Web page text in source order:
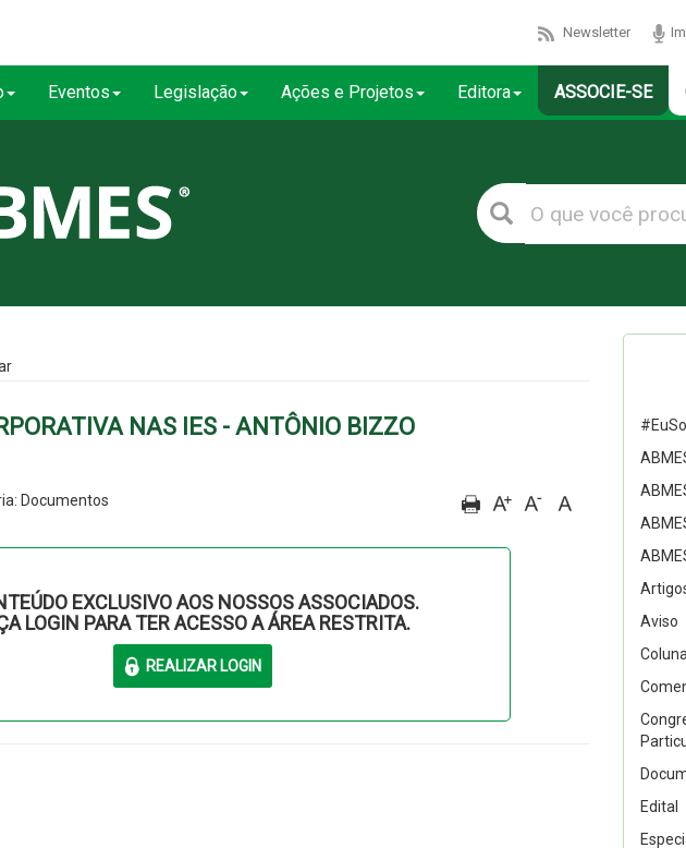
Newsletter
Eventos Legislação Ações e Projetos Editora ASSOCIE-SE
NAS IES - ANTÔNIO BIZZO
Documentos
EXCLUSIVO AOS NOSSOS ASSOCIADOS.
LOGIN PARA TER ACESSO A ÁREA RESTRITA.
Aviso
Coluna
Edital